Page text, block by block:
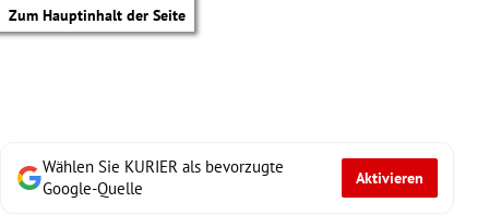
Zum Hauptinhalt der Seite
Wählen Sie KURIER als bevorzugte
Google-Quelle
Aktivieren